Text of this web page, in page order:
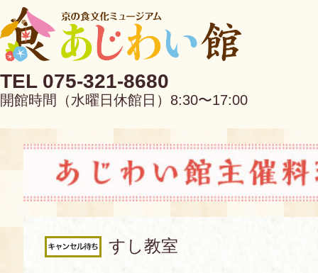
TEL 075-321-8680
開館時間（水曜日休館日）8:30〜17:00
EN 中文
すし教室